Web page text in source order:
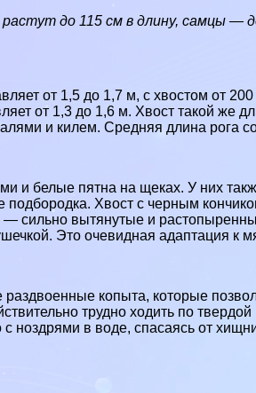
до 115 см в длину, самцы —
от 1,5 до 1,7 м, с хвостом от
от 1,3 до 1,6 м. Хвост такой же
и килем. Средняя длина рога
и белые пятна на щеках. У них
подбородка. Хвост с черным
— сильно вытянутые и
Это очевидная адаптация к
копыта, которые
трудно ходить по
ноздрями в воде, спасаясь от